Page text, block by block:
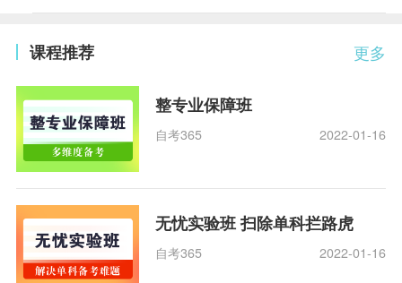
更多
课程推荐
整专业保障班
自考365 2022-01-16
无忧实验班 扫除单科拦路虎
自考365 2022-01-16